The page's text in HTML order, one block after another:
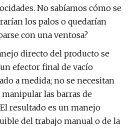
No sabíamos cómo se
los palos o quedarían
con una ventosa?
directo del producto se
efector final de vacío
a medida; no se necesitan
las barras de
resultado es un manejo
del trabajo manual o de la